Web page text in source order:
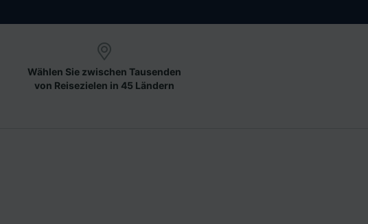
Wählen Sie zwischen Tausenden
von Reisezielen in 45 Ländern